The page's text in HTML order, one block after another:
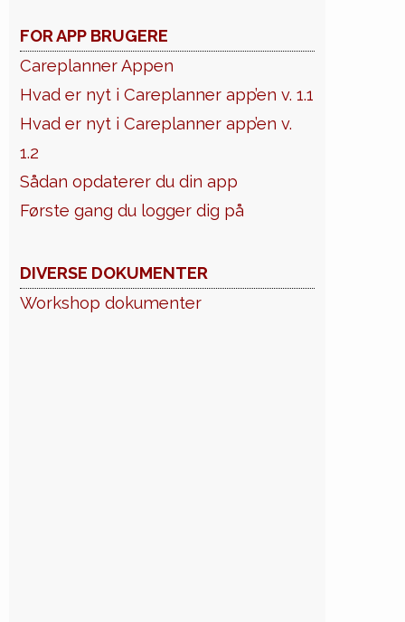
FOR APP BRUGERE
Careplanner Appen
Hvad er nyt i Careplanner app’en v. 1.1
Hvad er nyt i Careplanner app’en v.
1.2
Sådan opdaterer du din app
Første gang du logger dig på
DIVERSE DOKUMENTER
Workshop dokumenter